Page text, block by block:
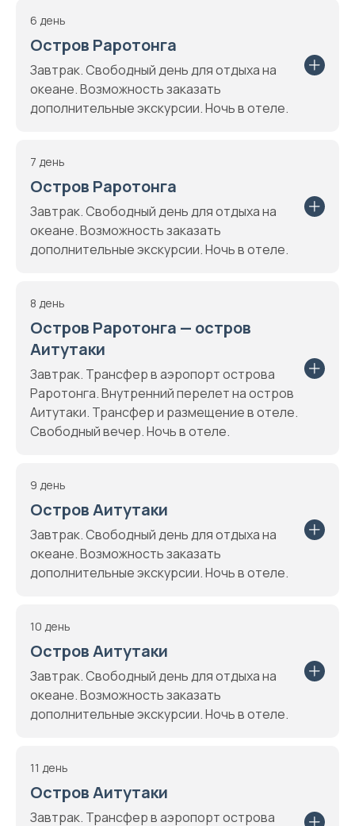
6 день
Остров Раротонга
Завтрак. Свободный день для отдыха на
океане. Возможность заказать
дополнительные экскурсии. Ночь в отеле.
7 день
Остров Раротонга
Завтрак. Свободный день для отдыха на
океане. Возможность заказать
дополнительные экскурсии. Ночь в отеле.
8 день
Остров Раротонга — остров
Аитутаки
Завтрак. Трансфер в аэропорт острова
Раротонга. Внутренний перелет на остров
Аитутаки. Трансфер и размещение в отеле.
Свободный вечер. Ночь в отеле.
9 день
Остров Аитутаки
Завтрак. Свободный день для отдыха на
океане. Возможность заказать
дополнительные экскурсии. Ночь в отеле.
10 день
Остров Аитутаки
Завтрак. Свободный день для отдыха на
океане. Возможность заказать
дополнительные экскурсии. Ночь в отеле.
11 день
Остров Аитутаки
Завтрак. Трансфер в аэропорт острова